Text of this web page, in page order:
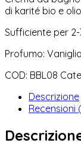
di karité bio e
Sufficiente per
Profumo:
COD: BBL08
Descrizione
Recensioni